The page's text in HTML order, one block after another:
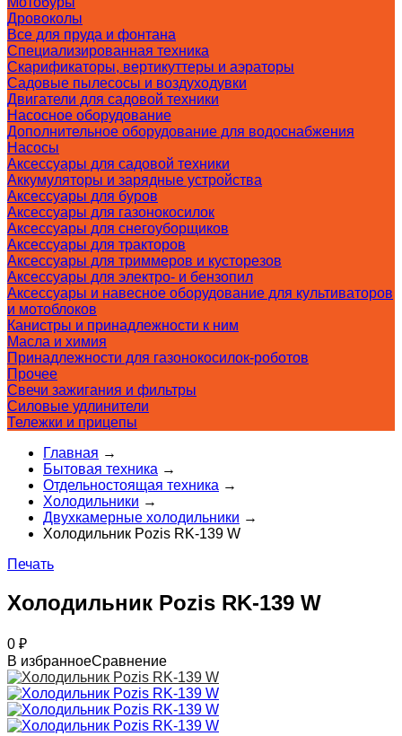
Дровоколы
Все для пруда и фонтана
Специализированная техника
Скарификаторы, вертикуттеры и аэраторы
Садовые пылесосы и воздуходувки
Двигатели для садовой техники
Насосное оборудование
Дополнительное оборудование для водоснабжения
Насосы
Аксессуары для садовой техники
Аккумуляторы и зарядные устройства
Аксессуары для буров
Аксессуары для газонокосилок
Аксессуары для снегоуборщиков
Аксессуары для тракторов
Аксессуары для триммеров и кусторезов
Аксессуары для электро- и бензопил
Аксессуары и навесное оборудование для культиваторов
и мотоблоков
Канистры и принадлежности к ним
Масла и химия
Принадлежности для газонокосилок-роботов
Прочее
Свечи зажигания и фильтры
Силовые удлинители
Тележки и прицепы
Главная →
Бытовая техника →
Отдельностоящая техника →
Холодильники →
Двухкамерные холодильники →
Холодильник Pozis RK-139 W
Печать
Холодильник Pozis RK-139 W
0 ₽
В избранноеСравнение